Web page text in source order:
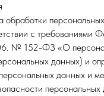
обработки
с требованиями
№ 152-ФЗ «О
данных) и
данных и
персональных